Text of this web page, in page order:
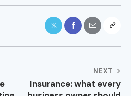
NEXT
Insurance: what every